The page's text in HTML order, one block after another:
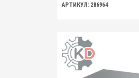
АРТИКУЛ: 286964